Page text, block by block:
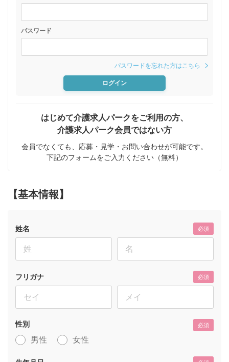
パスワード
パスワードを忘れた方はこちら
ログイン
はじめて介護求人パークをご利用の方、
介護求人パーク会員ではない方
会員でなくても、応募・見学・お問い合わせが可能です。
下記のフォームをご入力ください（無料）
【基本情報】
姓名 必須
フリガナ 必須
性別 必須
男性 女性